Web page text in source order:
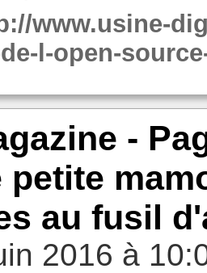
www.usine-
l-open-
-
petite
au fusil
2016 à